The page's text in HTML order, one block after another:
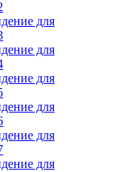
для
для
для
для
для
для